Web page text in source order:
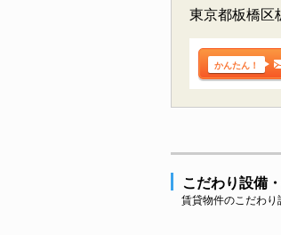
東京都板橋区
かんたん！
こだわり設備
賃貸物件のこだわり